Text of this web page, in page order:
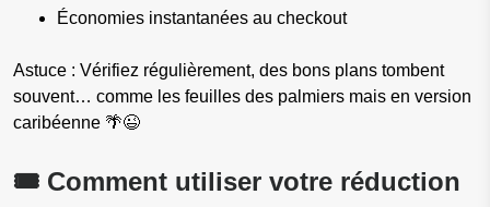
Économies instantanées au checkout
Astuce : Vérifiez régulièrement, des bons plans tombent
souvent… comme les feuilles des palmiers mais en version
caribéenne 🌴😉
🎟️ Comment utiliser votre réduction